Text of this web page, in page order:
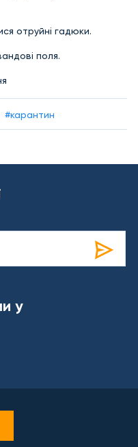
отруйні гадюки.
поля.
#карантин
у